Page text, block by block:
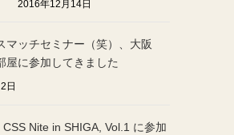
2016年12月14日
マッチセミナー（笑）、大阪
屋に参加してきました
日
CSS Nite in SHIGA, Vol.1 に参加